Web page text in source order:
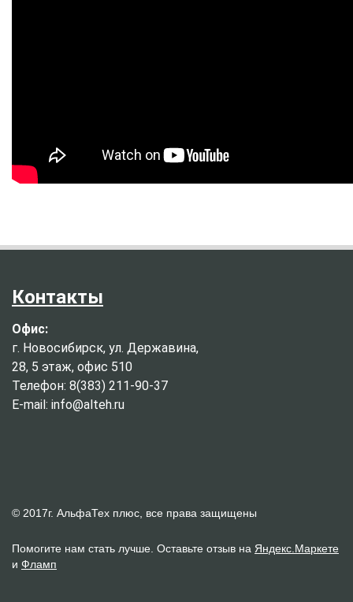
Контакты
Офис:
г. Новосибирск, ул. Державина,
28, 5 этаж, офис 510
Телефон: 8(383) 211-90-37
E-mail: info@alteh.ru
© 2017г. АльфаТех плюс, все права защищены
Помогите нам стать лучше. Оставьте отзыв на Яндекс.Маркете
и Фламп